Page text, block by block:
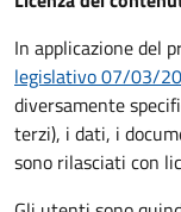
In applicazione del
legislativo 07/03/
diversamente
terzi), i dati, i
sono rilasciati con